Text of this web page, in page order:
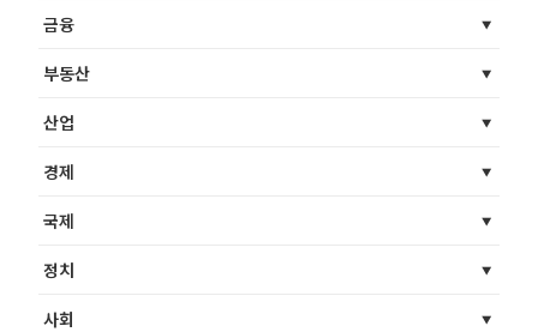
금융
부동산
산업
경제
국제
정치
사회